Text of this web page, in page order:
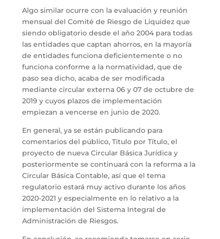
Algo similar ocurre con la evaluación y reunión
mensual del Comité de Riesgo de Liquidez que
siendo obligatorio desde el año 2004 para todas
las entidades que captan ahorros, en la mayoría
de entidades funciona deficientemente o no
funciona conforme a la normatividad, que de
paso sea dicho, acaba de ser modificada
mediante circular externa 06 y 07 de octubre de
2019 y cuyos plazos de implementación
empiezan a vencerse en junio de 2020.
En general, ya se están publicando para
comentarios del público, Titulo por Título, el
proyecto de nueva Circular Básica Jurídica y
posteriormente se continuará con la reforma a la
Circular Básica Contable, así que el tema
regulatorio estará muy activo durante los años
2020-2021 y especialmente en lo relativo a la
implementación del Sistema Integral de
Administración de Riesgos.